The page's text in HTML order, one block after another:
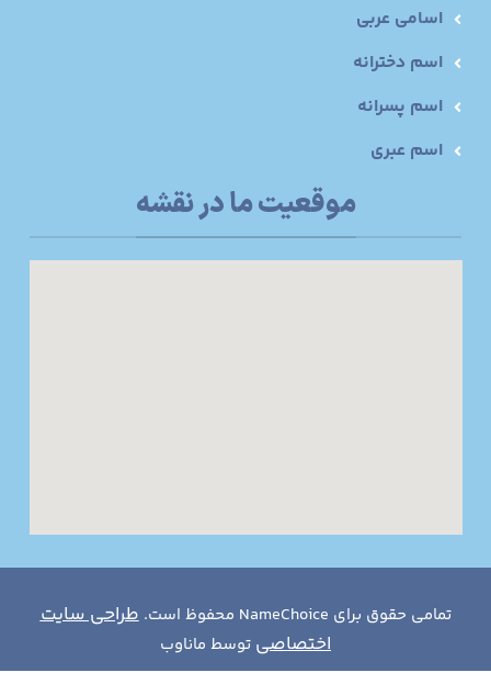
اسامی عربی
اسم دخترانه
اسم پسرانه
اسم عبری
موقعیت ما در نقشه
تمامی حقوق برای NameChoice محفوظ است.
طراحی سایت
اختصاصی توسط ماناوب